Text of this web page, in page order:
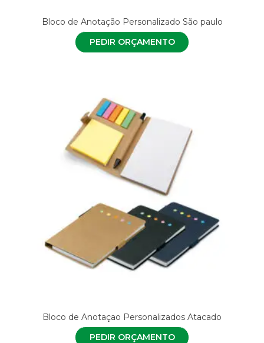
Bloco de Anotação Personalizado São paulo
PEDIR ORÇAMENTO
Bloco de Anotaçao Personalizados Atacado
PEDIR ORÇAMENTO